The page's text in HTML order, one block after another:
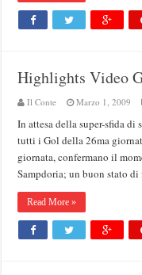
Highlights Video
Il Conte Marzo 1, 2009
In attesa della super-sfida di
tutti i Gol della 26ma
giornata, confermano il
Sampdoria; un buon stato
Read More »